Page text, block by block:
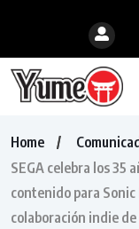
Home
SEGA celebra los 35
contenido para
colaboración indie de